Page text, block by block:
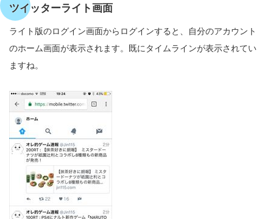
ツイッターライト画面
ライト版のログイン画面からログインすると、自分のアカウント
のホーム画面が表示されます。既にタイムラインが表示されてい
ますね。